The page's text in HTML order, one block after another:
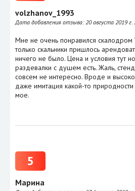
volzhanov_1993
Дата добавления отзыва:20 августа 2019 г.
Мне не очень понравился
только скальники пришлось
ничего не было. Цена и условия тут
раздевалки с душем есть. Жаль, стенд
совсем не интересно. Вроде и
даже имитация какой-то
мое.
Марина
5